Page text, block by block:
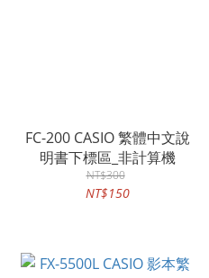
FC-200 CASIO 繁體中文說
明書下標區_非計算機
NT$300
NT$150